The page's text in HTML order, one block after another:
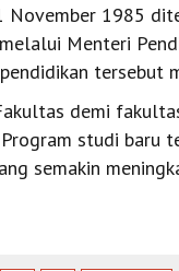
November 1985
Menteri
tersebut
demi
studi baru
semakin